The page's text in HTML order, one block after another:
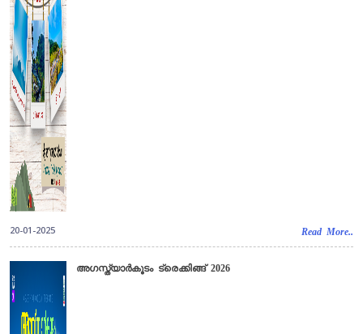
20-01-2025 Read More..
അഗസ്ത്യാർകൂടം ട്രെക്കിങ്ങ് 2026